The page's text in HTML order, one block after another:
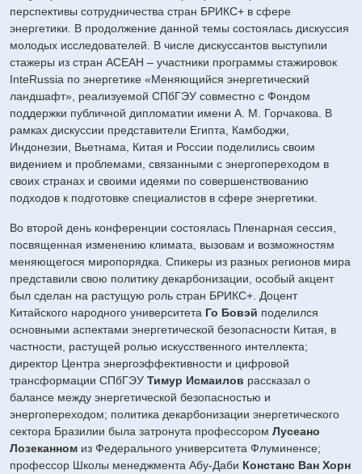
перспективы сотрудничества стран БРИКС+ в сфере
энергетики
В продолжение данной темы состоялась дискуссия
молодых исследователей. В числе дискуссантов выступили
стажеры из стран АСЕАН – участники программы стажировок
InteRussia по энергетике «Меняющийся энергетический
ландшафт», реализуемой СПбГЭУ совместно с Фондом
поддержки публичной дипломатии имени А. М. Горчакова. В
рамках дискуссии представители Египта, Камбоджи,
Индонезии, Вьетнама, Китая и России поделились своим
видением и проблемами, связанными с энергопереходом в
своих странах и своими идеями по совершенствованию
подходов к подготовке специалистов в сфере энергетики.
Во второй день конференции состоялась Пленарная сессия,
посвященная изменению климата, вызовам и возможностям
меняющегося миропорядка. Спикеры из разных регионов мира
представили свою политику декарбонизации, особый акцент
был сделан на растущую роль стран БРИКС+. Доцент
Китайского народного университета Го Бовэй поделился
основными аспектами энергетической безопасности Китая, в
частности, растущей ролью искусственного интеллекта;
директор Центра энергоэффективности и цифровой
трансформации СПбГЭУ Тимур Исмаилов рассказал о
балансе между энергетической безопасностью и
энергопереходом; политика декарбонизации энергетического
сектора Бразилии была затронута профессором Лусеано
Лозеканном из Федерального университета Флуминенсе;
профессор Школы менеджмента Абу-Даби Констанс Ван Хорн